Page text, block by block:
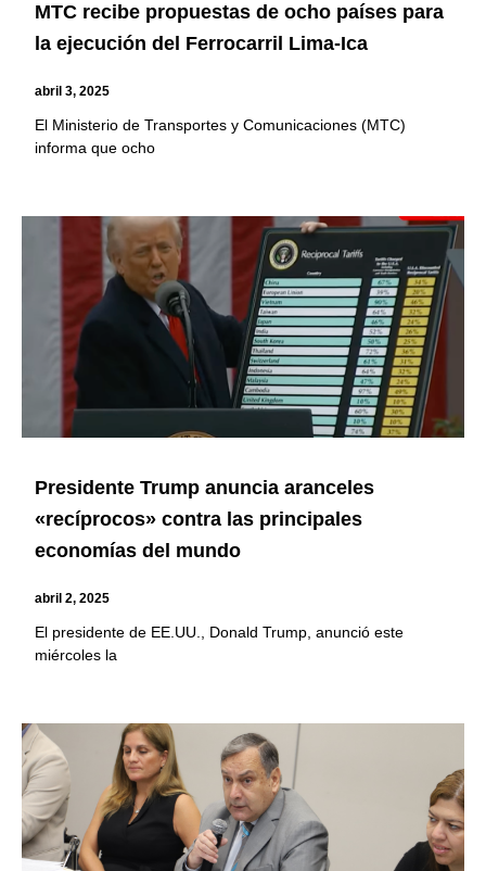
MTC recibe propuestas de ocho países para
la ejecución del Ferrocarril Lima-Ica
abril 3, 2025
El Ministerio de Transportes y Comunicaciones (MTC)
informa que ocho
Presidente Trump anuncia aranceles
«recíprocos» contra las principales
economías del mundo
abril 2, 2025
El presidente de EE.UU., Donald Trump, anunció este
miércoles la